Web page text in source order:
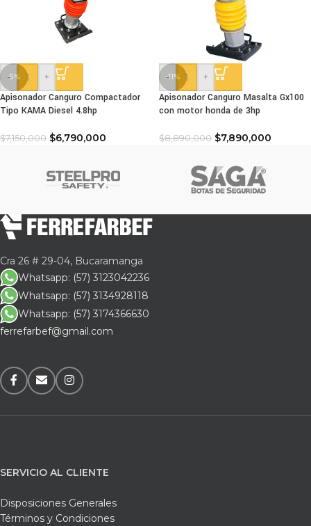
-5%
-
+
Apisonador Canguro Compactador
Tipo KAMA Diesel 4.8hp
$7,150,000 $6,790,000
-11%
-
+
Apisonador Canguro Masalta Gx100
con motor honda de 3hp
$8,890,000 $7,890,000
Cra 26 # 29-04, Bucaramanga
Whatsapp: (57) 3123042236
Whatsapp: (57) 3134928118
Whatsapp: (57) 3174366630
ferrefarbef@gmail.com
SERVICIO AL CLIENTE
Disposiciones Generales
Términos y Condiciones